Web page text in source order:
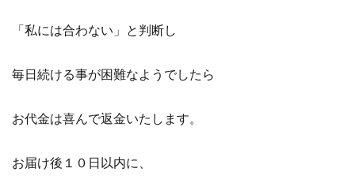
「私には合わない」と判断し
毎日続ける事が困難なようでしたら
お代金は喜んで返金いたします。
お届け後１０日以内に、